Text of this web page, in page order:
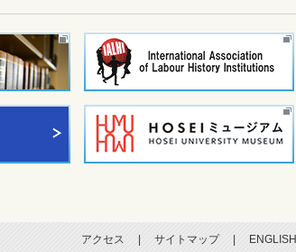
アクセス サイトマップ ENGLISH